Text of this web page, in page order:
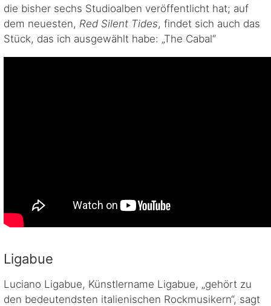
die bisher sechs Studioalben veröffentlicht hat; auf
dem neuesten, Red Silent Tides, findet sich auch das
Stück, das ich ausgewählt habe: „The Cabal“
Ligabue
Luciano Ligabue, Künstlername Ligabue, „gehört zu
den bedeutendsten italienischen Rockmusikern“, sagt